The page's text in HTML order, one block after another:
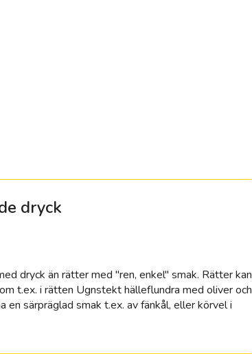
dryck
dryck än rätter med "ren, enkel" smak. Rätter kan
t.ex. i rätten Ugnstekt hälleflundra med oliver och
en särpräglad smak t.ex. av fänkål, eller körvel i